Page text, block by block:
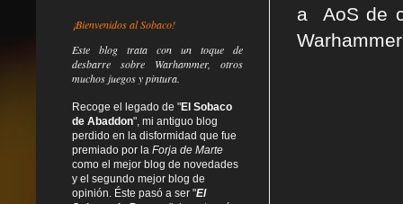
a AoS de
¡Bienvenidos al Sobaco!
Este blog trata con un toque de
desbarre sobre Warhammer, otros
muchos juegos y pintura.
Recoge el legado de "El Sobaco
de Abaddon", mi antiguo blog
perdido en la disformidad que fue
premiado por la Forja de Marte
como el mejor blog de novedades
y el segundo mejor blog de
opinión. Éste pasó a ser "El